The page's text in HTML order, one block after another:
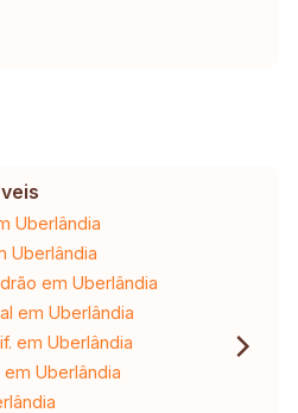
Uberlândia
Uberlândia
em Uberlândia
em Uberlândia
em Uberlândia
Uberlândia